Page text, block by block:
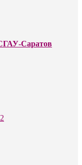
Саратов